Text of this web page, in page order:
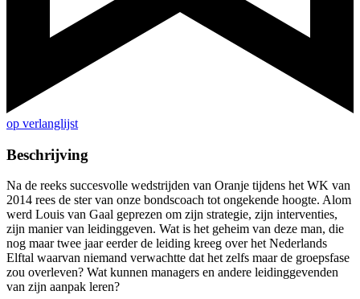
op verlanglijst
Beschrijving
Na de reeks succesvolle wedstrijden van Oranje tijdens het WK van
2014 rees de ster van onze bondscoach tot ongekende hoogte. Alom
werd Louis van Gaal geprezen om zijn strategie, zijn interventies,
zijn manier van leidinggeven. Wat is het geheim van deze man, die
nog maar twee jaar eerder de leiding kreeg over het Nederlands
Elftal waarvan niemand verwachtte dat het zelfs maar de groepsfase
zou overleven? Wat kunnen managers en andere leidinggevenden
van zijn aanpak leren?